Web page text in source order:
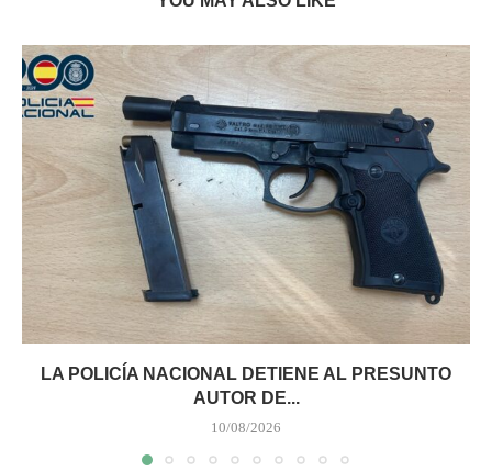
LA POLICÍA NACIONAL DETIENE AL PRESUNTO
AUTOR DE...
10/08/2026